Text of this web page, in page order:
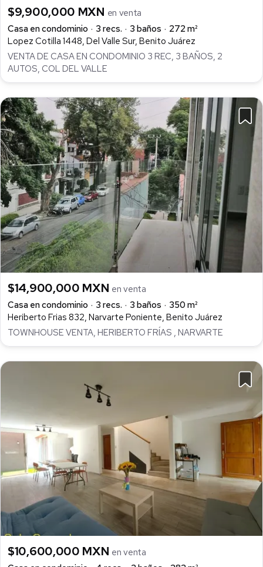
$9,900,000 MXN en venta
Casa en condominio
3 recs. 3 baños
272 m²
Lopez Cotilla 1448, Del Valle Sur, Benito Juárez
VENTA DE CASA EN CONDOMINIO 3 REC, 3 BAÑOS, 2
AUTOS, COL DEL VALLE
$14,900,000 MXN en venta
Casa en condominio
3 recs. 3 baños
350 m²
Heriberto Frias 832, Narvarte Poniente, Benito Juárez
TOWNHOUSE VENTA, HERIBERTO FRÍAS , NARVARTE
$10,600,000 MXN en venta